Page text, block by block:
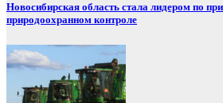
Новосибирская область стала лидером по
природоохранном контроле